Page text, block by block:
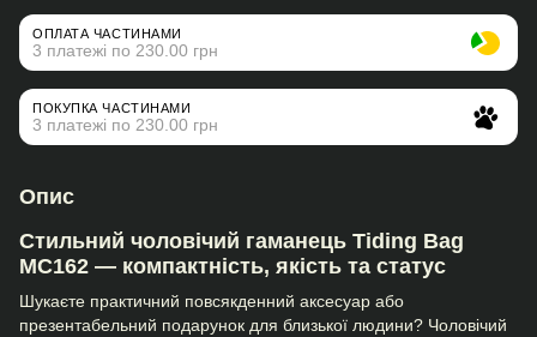
ОПЛАТА ЧАСТИНАМИ
3 платежі по 230.00 грн
ПОКУПКА ЧАСТИНАМИ
3 платежі по 230.00 грн
Опис
Стильний чоловічий гаманець Tiding Bag
МС162 — компактність, якість та статус
Шукаєте практичний повсякденний аксесуар або
презентабельний подарунок для близької людини? Чоловічий